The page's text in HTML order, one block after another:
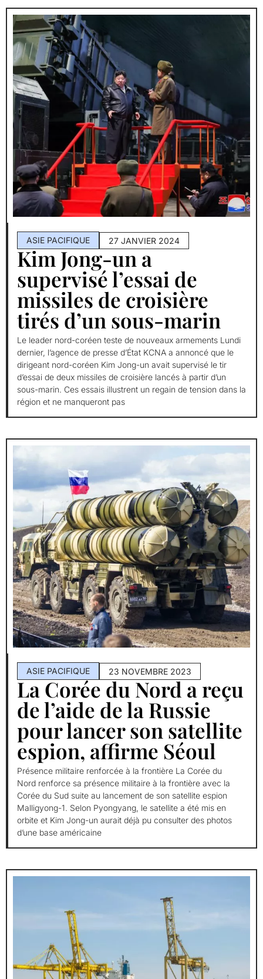
ASIE PACIFIQUE 27 JANVIER 2024
Kim Jong-un a
supervisé l’essai de
missiles de croisière
tirés d’un sous-marin
Le leader nord-coréen teste de nouveaux armements Lundi
dernier, l’agence de presse d’État KCNA a annoncé que le
dirigeant nord-coréen Kim Jong-un avait supervisé le tir
d’essai de deux missiles de croisière lancés à partir d’un
sous-marin. Ces essais illustrent un regain de tension dans la
région et ne manqueront pas
ASIE PACIFIQUE 23 NOVEMBRE 2023
La Corée du Nord a reçu
de l’aide de la Russie
pour lancer son satellite
espion, affirme Séoul
Présence militaire renforcée à la frontière La Corée du
Nord renforce sa présence militaire à la frontière avec la
Corée du Sud suite au lancement de son satellite espion
Malligyong-1. Selon Pyongyang, le satellite a été mis en
orbite et Kim Jong-un aurait déjà pu consulter des photos
d’une base américaine